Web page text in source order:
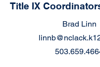
Title IX
Brad Linn